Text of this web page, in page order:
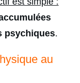
psychiques.
au